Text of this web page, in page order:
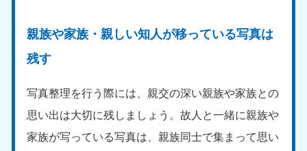
親族や家族・親しい知人が移っている写真は
残す
写真整理を行う際には、親交の深い親族や家族との
思い出は大切に残しましょう。故人と一緒に親族や
家族が写っている写真は、親族同士で集まって思い